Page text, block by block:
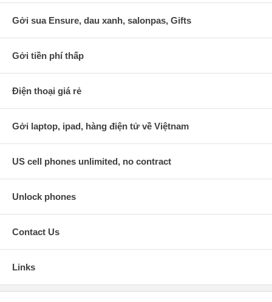
Gởi sua Ensure, dau xanh, salonpas, Gifts
Gởi tiền phí thấp
Điện thoại giá rẻ
Gởi laptop, ipad, hàng điện tử về Việtnam
US cell phones unlimited, no contract
Unlock phones
Contact Us
Links